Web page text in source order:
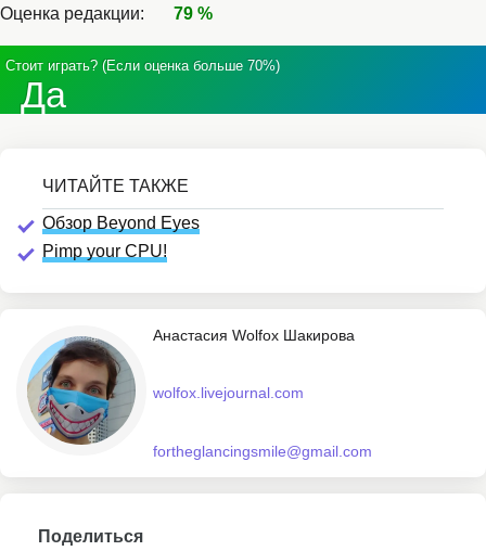
Оценка редакции:
79 %
Стоит играть? (Если оценка больше 70%)
Да
Обзор Beyond Eyes
Pimp your CPU!
Анастасия Wolfox Шакирова
wolfox.livejournal.com
fortheglancingsmile@gmail.com
Поделиться